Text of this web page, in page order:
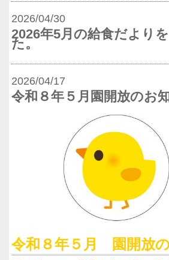
2026/04/30
2026年5月の給食だより
た。
2026/04/17
令和８年５月園開放のお
令和８年５月 園開放